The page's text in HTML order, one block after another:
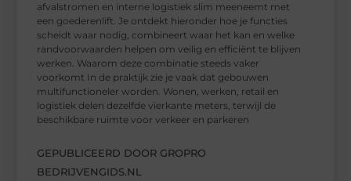
afvalstromen en interne logistiek slim meeneemt met
een goederenlift. Je ontdekt hieronder hoe je functies
scheidt waar nodig, combineert waar het kan en welke
randvoorwaarden helpen om veilig en efficiënt te blijven
werken. Waarom deze combinatie steeds vaker
voorkomt In de praktijk zie je vaak dat gebouwen
multifunctioneler worden. Wonen, werken, retail en
logistiek delen dezelfde vierkante meters, terwijl de
beschikbare ruimte voor verkeer en parkeren
GEPUBLICEERD DOOR GROPRO
BEDRIJVENGIDS.NL